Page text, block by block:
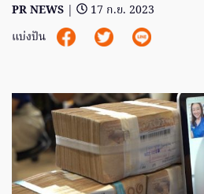
PR NEWS |
17 ก.ย. 2023
แบ่งปัน